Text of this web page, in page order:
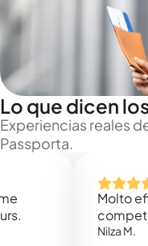
Lo que dicen
Experiencias reales
Passporta.
Molto
competenza!
Nilza M.